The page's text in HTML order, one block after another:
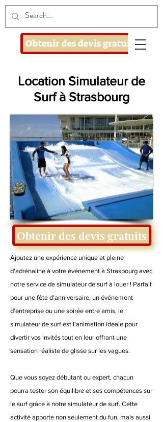
Obtenir des devis gratuits
Location Simulateur de
Surf à Strasbourg
Obtenir des devis gratuits
Ajoutez une expérience unique et pleine
d'adrénaline à votre événement à Strasbourg avec
notre service de simulateur de surf à louer ! Parfait
pour une fête d'anniversaire, un événement
d'entreprise ou une soirée entre amis, le
simulateur de surf est l'animation idéale pour
divertir vos invités tout en leur offrant une
sensation réaliste de glisse sur les vagues.
Que vous soyez débutant ou expert, chacun
pourra tester son équilibre et ses compétences sur
le surf grâce à notre simulateur de surf. Cette
activité apporte non seulement du fun, mais aussi